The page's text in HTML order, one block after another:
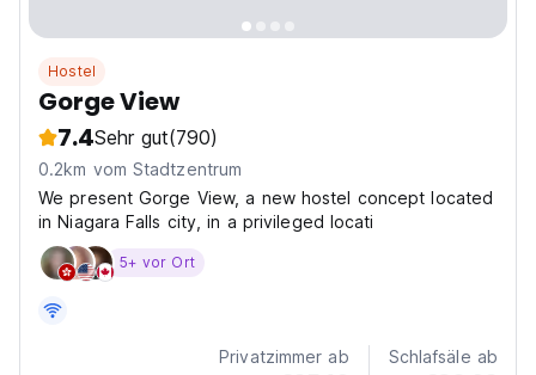
Hostel
Gorge View
7.4Sehr gut(790)
0.2km vom Stadtzentrum
We present Gorge View, a new hostel concept located
in Niagara Falls city, in a privileged locati
5+ vor Ort
Privatzimmer ab Schlafsäle ab